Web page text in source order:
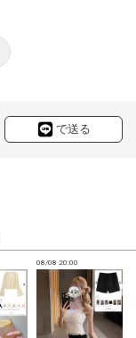
で送る
08/08 20:00